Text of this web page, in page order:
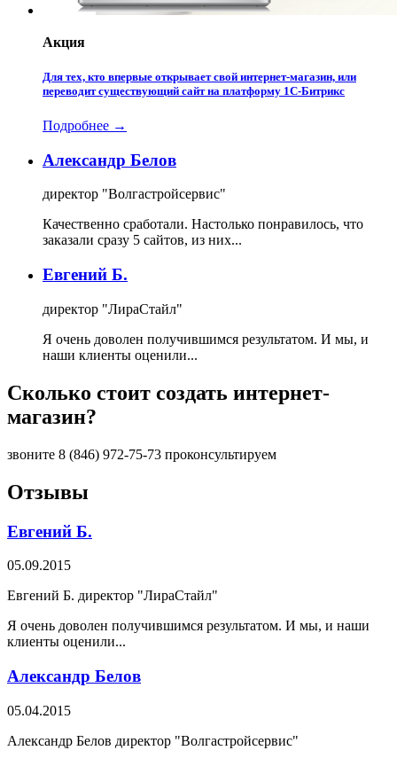
Акция
Для тех, кто впервые открывает свой интернет-магазин, или
переводит существующий сайт на платформу 1С-Битрикс
Подробнее →
Александр Белов
директор "Волгастройсервис"
Качественно сработали. Настолько понравилось, что
заказали сразу 5 сайтов, из них...
Евгений Б.
директор "ЛираСтайл"
Я очень доволен получившимся результатом. И мы, и
наши клиенты оценили...
Сколько стоит создать интернет-
магазин?
звоните 8 (846) 972-75-73 проконсультируем
Отзывы
Евгений Б.
05.09.2015
Евгений Б. директор "ЛираСтайл"
Я очень доволен получившимся результатом. И мы, и наши
клиенты оценили...
Александр Белов
05.04.2015
Александр Белов директор "Волгастройсервис"